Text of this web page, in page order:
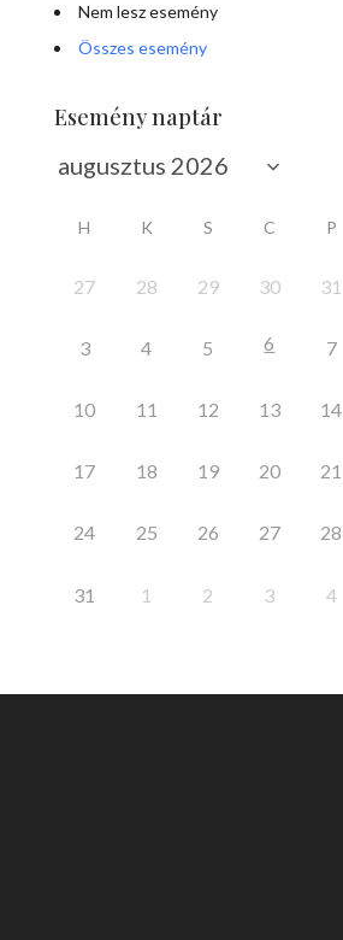
Nem lesz esemény
Összes esemény
Esemény naptár
H K S C P
27 28 29 30 31
3 4 5 6 7
10 11 12 13 14
17 18 19 20 21
24 25 26 27 28
31 1 2 3 4